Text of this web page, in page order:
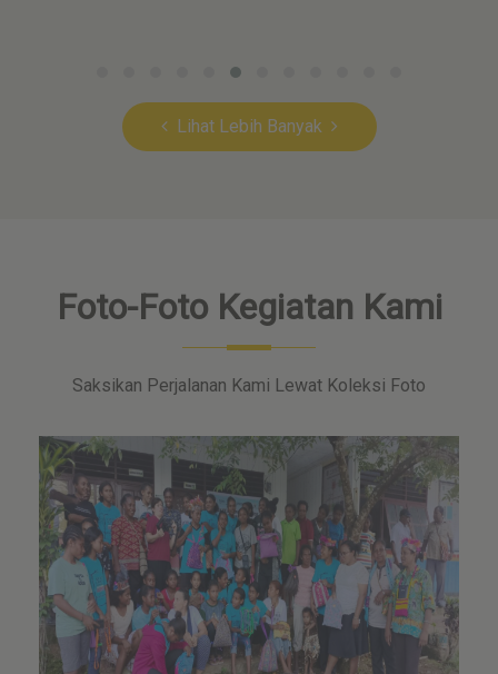
Lihat Lebih Banyak
Foto-Foto Kegiatan Kami
Saksikan Perjalanan Kami Lewat Koleksi Foto